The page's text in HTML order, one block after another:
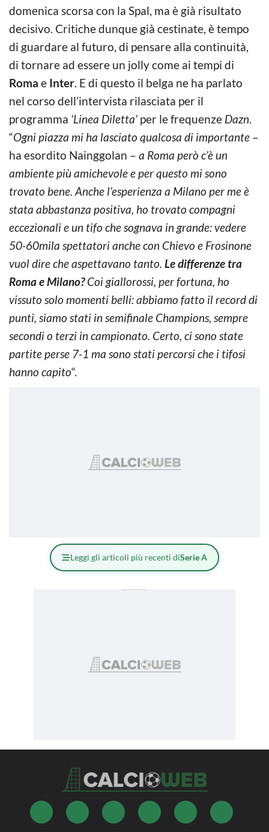
domenica scorsa con la Spal, ma è già risultato
decisivo. Critiche dunque già cestinate, è tempo
di guardare al futuro, di pensare alla continuità,
di tornare ad essere un jolly come ai tempi di
Roma e Inter. E di questo il belga ne ha parlato
nel corso dell’intervista rilasciata per il
programma ‘Linea Diletta’ per le frequenze Dazn.
“Ogni piazza mi ha lasciato qualcosa di importante –
ha esordito Nainggolan – a Roma però c’è un
ambiente più amichevole e per questo mi sono
trovato bene. Anche l’esperienza a Milano per me è
stata abbastanza positiva, ho trovato compagni
eccezionali e un tifo che sognava in grande: vedere
50-60mila spettatori anche con Chievo e Frosinone
vuol dire che aspettavano tanto. Le differenze tra
Roma e Milano?Coi giallorossi, per fortuna, ho
vissuto solo momenti belli: abbiamo fatto il record di
punti, siamo stati in semifinale Champions, sempre
secondi o terzi in campionato. Certo, ci sono state
partite perse 7-1 ma sono stati percorsi che i tifosi
hanno capito“.
Leggi gli articoli più recenti diSerie A